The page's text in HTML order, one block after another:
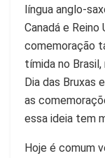
língua anglo-
Canadá e Reino
comemoração
tímida no
Dia das Bruxas
as
essa ideia tem
Hoje é comum